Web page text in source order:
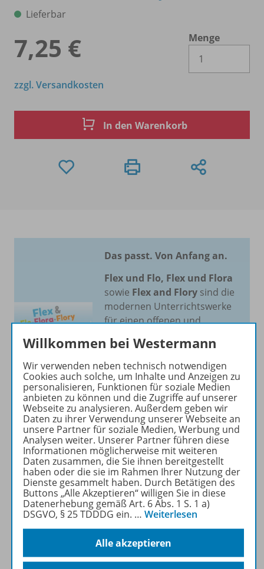
Lieferbar
7,25 €
Menge
zzgl. Versandkosten
In den Warenkorb
Das passt. Von Anfang an.
Flex und Flo, Flex und Flora
sowie Flex and Flory sind die
modernen Unterrichtswerke
für einen offenen und
FächernMathematik,
Deutschund Englisch.
Mehr erfahren
Produktinformationen
Beschreibung
Zugehörige Produkte
Willkommen bei Westermann
Wir verwenden neben technisch notwendigen
Cookies auch solche, um Inhalte und Anzeigen zu
personalisieren, Funktionen für soziale Medien
anbieten zu können und die Zugriffe auf unserer
Webseite zu analysieren. Außerdem geben wir
Daten zu ihrer Verwendung unserer Webseite an
unsere Partner für soziale Medien, Werbung und
Analysen weiter. Unserer Partner führen diese
Informationen möglicherweise mit weiteren
Daten zusammen, die Sie ihnen bereitgestellt
haben oder die sie im Rahmen Ihrer Nutzung der
Dienste gesammelt haben. Durch Betätigen des
Buttons „Alle Akzeptieren“ willigen Sie in diese
Datenerhebung gemäß Art. 6 Abs. 1 S. 1 a)
DSGVO, § 25 TDDDG ein. … Weiterlesen
Alle akzeptieren